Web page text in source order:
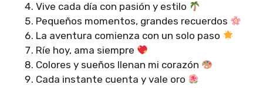
Vive cada día con pasión y estilo
Pequeños momentos, grandes recuerdos
La aventura comienza con un solo paso
Ríe hoy, ama siempre
Colores y sueños llenan mi corazón
Cada instante cuenta y vale oro